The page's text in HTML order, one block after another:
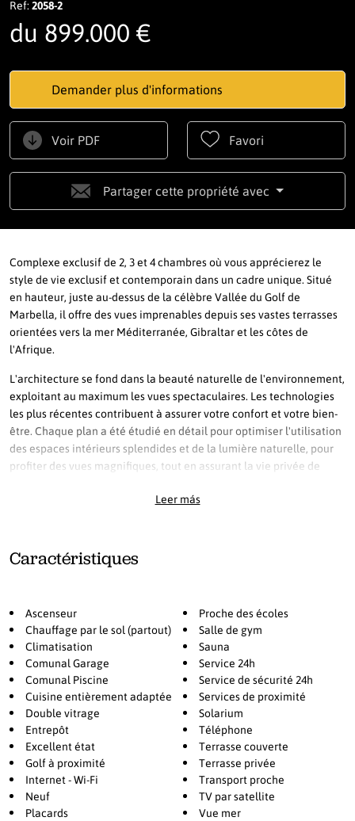
Ref: 2058-2
du 899.000 €
Demander plus d'informations
Voir PDF Favori
Partager cette propriété avec
Complexe exclusif de 2, 3 et 4 chambres où vous apprécierez le
style de vie exclusif et contemporain dans un cadre unique. Situé
en hauteur, juste au-dessus de la célèbre Vallée du Golf de
Marbella, il offre des vues imprenables depuis ses vastes terrasses
orientées vers la mer Méditerranée, Gibraltar et les côtes de
l'Afrique.
L'architecture se fond dans la beauté naturelle de l'environnement,
exploitant au maximum les vues spectaculaires. Les technologies
les plus récentes contribuent à assurer votre confort et votre bien-
être. Chaque plan a été étudié en détail pour optimiser l'utilisation
des espaces intérieurs splendides et de la lumière naturelle, pour
profiter des vues magnifiques, tout en assurant la vie privée de
future maison. Profitez des vues panoramiques depuis votre grande
montagnes environnantes.
Fidèle au concept du style de vie de luxe, ce complexe offre une
large gamme de services répondant à vos besoins, tels que la
sécurité 24h/24. Le service de conciergerie sera disponible pour
répondre à toutes vos demandes, que ce soit pour organiser vos
réservations, remplir le réfrigérateur pour votre arrivée, la
blanchisserie, le transport, le chef privé, etc., jusqu'à l'entretien de
votre propriété.
Son centre exclusif de bien-être comprend un spa complet, une
salle de sport, des installations de fitness, une piscine
d'entraînement intérieure et extérieure et une aire de jeux pour
Leer más
Caractéristiques
Ascenseur
Chauffage par le sol (partout)
Climatisation
Comunal Garage
Comunal Piscine
Cuisine entièrement adaptée
Double vitrage
Entrepôt
Excellent état
Golf à proximité
Internet - Wi-Fi
Neuf
Placards
Proche des écoles
Salle de gym
Sauna
Service 24h
Service de sécurité 24h
Services de proximité
Solarium
Téléphone
Terrasse couverte
Terrasse privée
Transport proche
TV par satellite
Vue mer